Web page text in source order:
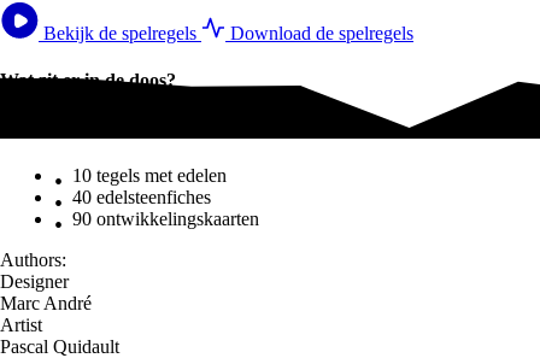
Bekijk de spelregels Download de spelregels
Wat zit er in de doos?
10 tegels met edelen
40 edelsteenfiches
90 ontwikkelingskaarten
Authors:
Designer
Marc André
Artist
Pascal Quidault